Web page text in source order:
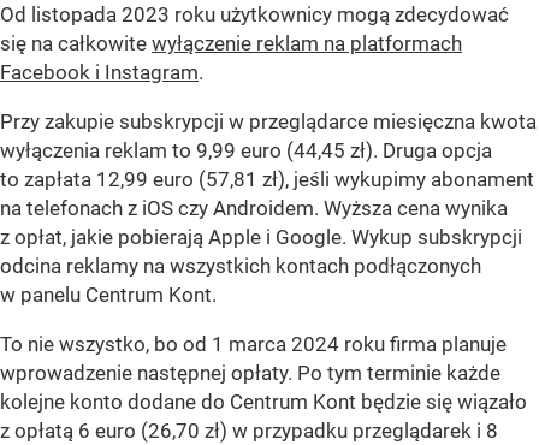
Od listopada 2023 roku użytkownicy mogą zdecydować
się na całkowite wyłączenie reklam na platformach
Facebook i Instagram.
Przy zakupie subskrypcji w przeglądarce miesięczna kwota
wyłączenia reklam to 9,99 euro (44,45 zł). Druga opcja
to zapłata 12,99 euro (57,81 zł), jeśli wykupimy abonament
na telefonach z iOS czy Androidem. Wyższa cena wynika
z opłat, jakie pobierają Apple i Google. Wykup subskrypcji
odcina reklamy na wszystkich kontach podłączonych
w panelu Centrum Kont.
To nie wszystko, bo od 1 marca 2024 roku firma planuje
wprowadzenie następnej opłaty. Po tym terminie każde
kolejne konto dodane do Centrum Kont będzie się wiązało
z opłatą 6 euro (26,70 zł) w przypadku przeglądarek i 8